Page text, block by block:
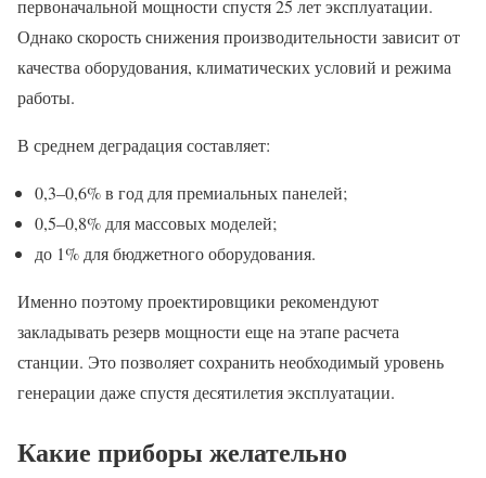
первоначальной мощности спустя 25 лет эксплуатации.
Однако скорость снижения производительности зависит от
качества оборудования, климатических условий и режима
работы.
В среднем деградация составляет:
0,3–0,6% в год для премиальных панелей;
0,5–0,8% для массовых моделей;
до 1% для бюджетного оборудования.
Именно поэтому проектировщики рекомендуют
закладывать резерв мощности еще на этапе расчета
станции. Это позволяет сохранить необходимый уровень
генерации даже спустя десятилетия эксплуатации.
Какие приборы желательно